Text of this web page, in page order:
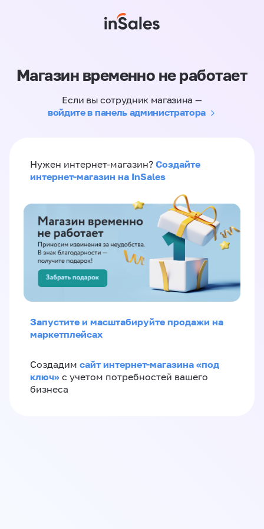
Магазин временно не работает
Если вы сотрудник магазина —
войдите в панель администратора
Нужен интернет-магазин? Создайте
интернет-магазин на InSales
Запустите и масштабируйте продажи на
маркетплейсах
Создадим сайт интернет-магазина «под
ключ» с учетом потребностей вашего
бизнеса